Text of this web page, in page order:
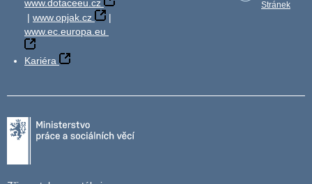
www.dotaceeu.cz
| www.opjak.cz
|
www.ec.europa.eu
Kariéra
Stránek